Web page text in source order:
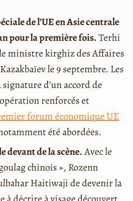
de l’UE en Asie centrale
pour la première fois.Terhi
ministre kirghiz des Affaires
le 9 septembre. Les
d’un accord de
renforcés et
forum économique UE
été abordées.
devant de la scène.Avec le
chinois », Rozenn
Haitiwaji de devenir la